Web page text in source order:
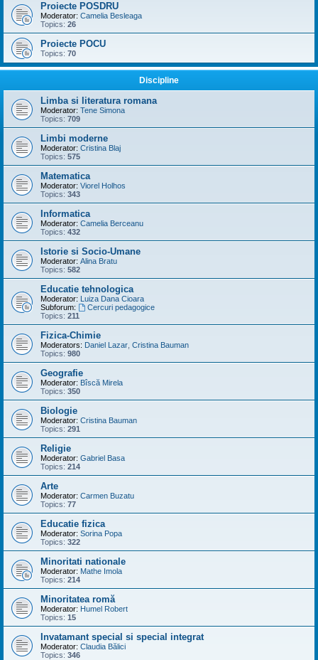
Proiecte POSDRU
Moderator: Camelia Besleaga
Topics: 26
Proiecte POCU
Topics: 70
Discipline
Limba si literatura romana
Moderator: Tene Simona
Topics: 709
Limbi moderne
Moderator: Cristina Blaj
Topics: 575
Matematica
Moderator: Viorel Holhos
Topics: 343
Informatica
Moderator: Camelia Berceanu
Topics: 432
Istorie si Socio-Umane
Moderator: Alina Bratu
Topics: 582
Educatie tehnologica
Moderator: Luiza Dana Cioara
Subforum:
Cercuri pedagogice
Topics: 211
Fizica-Chimie
Moderators: Daniel Lazar Cristina Bauman
Topics: 980
Geografie
Moderator: Bîscă Mirela
Topics: 350
Biologie
Moderator: Cristina Bauman
Topics: 291
Religie
Moderator: Gabriel Basa
Topics: 214
Arte
Moderator: Carmen Buzatu
Topics: 77
Educatie fizica
Moderator: Sorina Popa
Topics: 322
Minoritati nationale
Moderator: Mathe Imola
Topics: 214
Minoritatea romă
Moderator: Humel Robert
Topics: 15
Invatamant special si special integrat
Moderator: Claudia Bălici
Topics: 346